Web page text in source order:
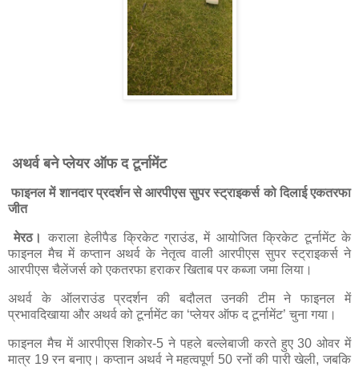
अथर्व बने प्लेयर ऑफ द टूर्नामेंट
फाइनल में शानदार प्रदर्शन से आरपीएस सुपर स्ट्राइकर्स को दिलाई एकतरफा
जीत
मेरठ। कराला हेलीपैड क्रिकेट ग्राउंड, में आयोजित क्रिकेट टूर्नामेंट के
फाइनल मैच में कप्तान अथर्व के नेतृत्व वाली आरपीएस सुपर स्ट्राइकर्स ने
आरपीएस चैलेंजर्स को एकतरफा हराकर खिताब पर कब्जा जमा लिया।
अथर्व के ऑलराउंड प्रदर्शन की बदौलत उनकी टीम ने फाइनल में
प्रभावदिखाया और अथर्व को टूर्नामेंट का ‘प्लेयर ऑफ द टूर्नामेंट’ चुना गया।
फाइनल मैच में आरपीएस शिकोर-5 ने पहले बल्लेबाजी करते हुए 30 ओवर में
मात्र 19 रन बनाए। कप्तान अथर्व ने महत्वपूर्ण 50 रनों की पारी खेली, जबकि